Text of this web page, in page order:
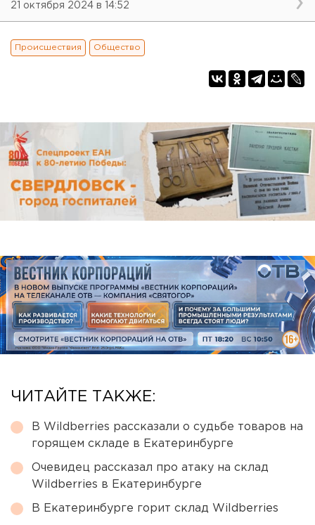
21 октября 2024 в 14:52
Происшествия Общество
ЧИТАЙТЕ ТАКЖЕ:
В Wildberries рассказали о судьбе товаров на
горящем складе в Екатеринбурге
Очевидец рассказал про атаку на склад
Wildberries в Екатеринбурге
В Екатеринбурге горит склад Wildberries